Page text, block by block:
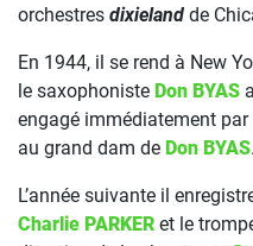
orchestres dixieland de
En 1944, il se rend à New
le saxophoniste Don BYAS
engagé immédiatement
au grand dam de Don BYAS.
L’année suivante il
Charlie PARKER et le